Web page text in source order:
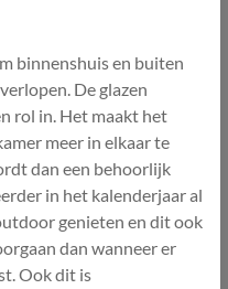
binnenshuis en buiten
De glazen
rol in. Het maakt het
meer in elkaar te
dan een behoorlijk
in het kalenderjaar al
genieten en dit ook
dan wanneer er
Ook dit is